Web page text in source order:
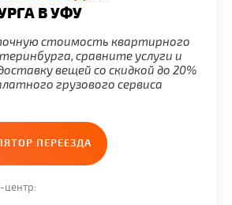
В УФУ
стоимость квартирного
сравните услуги и
вещей со скидкой до 20%
грузового сервиса
ПЕРЕЕЗДА
центр: